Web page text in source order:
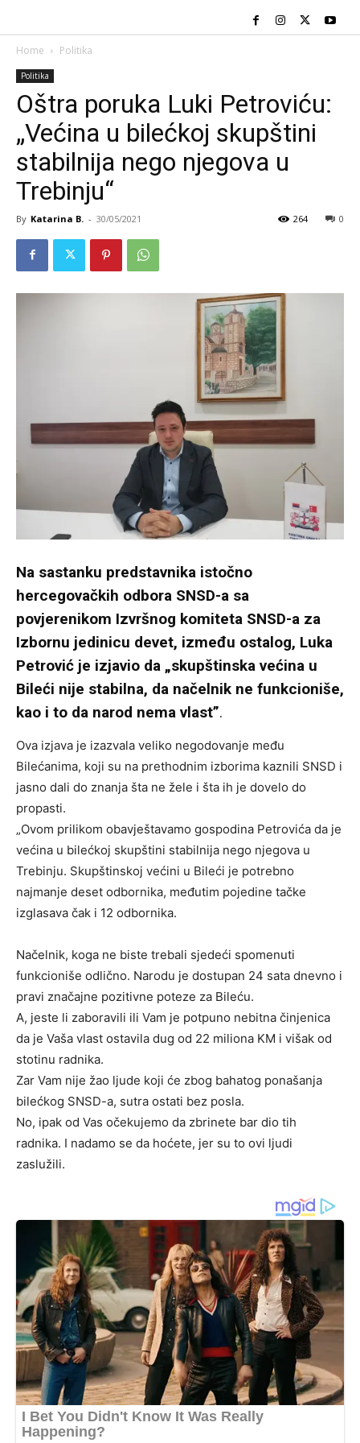
Home Politika
Politika
Oštra poruka Luki Petroviću:
„Većina u bilećkoj skupštini
stabilnija nego njegova u
Trebinju“
By Katarina B. - 30/05/2021 0
264
Na sastanku predstavnika istočno
hercegovačkih odbora SNSD-a sa
povjerenikom Izvršnog komiteta SNSD-a za
Izbornu jedinicu devet, između ostalog, Luka
Petrović je izjavio da „skupštinska većina u
Bileći nije stabilna, da načelnik ne funkcioniše,
kao i to da narod nema vlast”.
Ova izjava je izazvala veliko negodovanje među
Bilećanima, koji su na prethodnim izborima kaznili SNSD i
jasno dali do znanja šta ne žele i šta ih je dovelo do
propasti.
„Ovom prilikom obavještavamo gospodina Petrovića da je
većina u bilećkoj skupštini stabilnija nego njegova u
Trebinju. Skupštinskoj većini u Bileći je potrebno
najmanje deset odbornika, međutim pojedine tačke
izglasava čak i 12 odbornika.
Načelnik, koga ne biste trebali sjedeći spomenuti
funkcioniše odlično. Narodu je dostupan 24 sata dnevno i
pravi značajne pozitivne poteze za Bileću.
A, jeste li zaboravili ili Vam je potpuno nebitna činjenica
da je Vaša vlast ostavila dug od 22 miliona KM i višak od
stotinu radnika.
Zar Vam nije žao ljude koji će zbog bahatog ponašanja
bilećkog SNSD-a, sutra ostati bez posla.
No, ipak od Vas očekujemo da zbrinete bar dio tih
radnika. I nadamo se da hoćete, jer su to ovi ljudi
zaslužili.